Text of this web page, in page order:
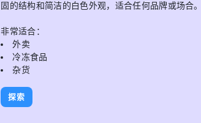
固的结构和简洁的白色外观，适合任何品牌或场合。.
非常适合：
外卖
冷冻食品
杂货
探索